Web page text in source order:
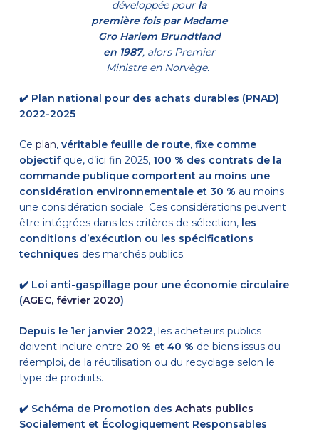
développée pour la
première fois parMadame
Gro Harlem Brundtland
en 1987, alors Premier
Ministre en Norvège.
✔️ Plan national pour des achats durables (PNAD)
2022-2025
Ce plan, véritable feuille de route, fixe comme
objectifque, d’ici fin 2025, 100 % des contrats de la
commande publique comportent au moins une
considération environnementale et 30 % au moins
une considération sociale. Ces considérations peuvent
être intégrées dans les critères de sélection, les
conditions d’exécution ou les spécifications
techniques des marchés publics.
✔️ Loi anti-gaspillage pour une économie circulaire
(AGEC, février 2020)
Depuis le 1er janvier 2022, les acheteurs publics
doivent inclure entre 20 % et 40 % de biens issus du
réemploi, de la réutilisation ou du recyclage selon le
type de produits.
✔️ Schéma de Promotion des Achats publics
Socialement et Écologiquement Responsables